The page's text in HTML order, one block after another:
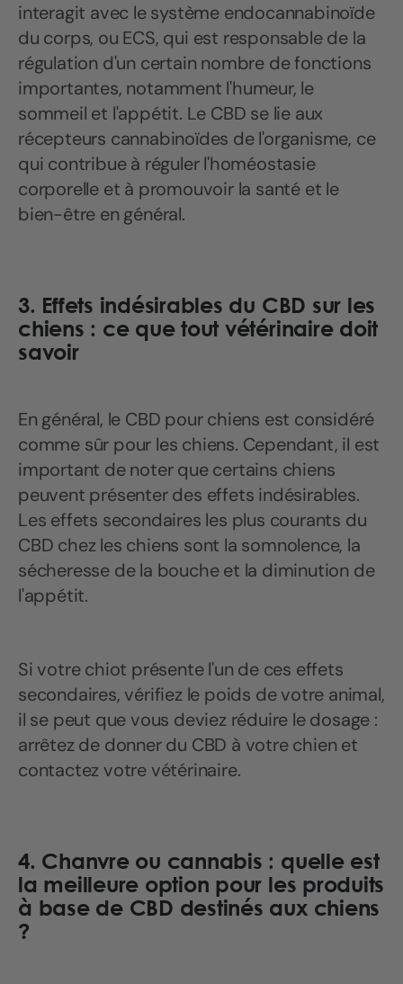
interagit avec le système endocannabinoïde
du corps, ou ECS, qui est responsable de la
régulation d'un certain nombre de fonctions
importantes, notamment l'humeur, le
sommeil et l'appétit. Le CBD se lie aux
récepteurs cannabinoïdes de l'organisme, ce
qui contribue à réguler l'homéostasie
corporelle et à promouvoir la santé et le
bien-être en général.
3. Effets indésirables du CBD sur les
chiens : ce que tout vétérinaire doit
savoir
En général, le CBD pour chiens est considéré
comme sûr pour les chiens. Cependant, il est
important de noter que certains chiens
peuvent présenter des effets indésirables.
Les effets secondaires les plus courants du
CBD chez les chiens sont la somnolence, la
sécheresse de la bouche et la diminution de
l'appétit.
Si votre chiot présente l'un de ces effets
secondaires, vérifiez le poids de votre animal,
il se peut que vous deviez réduire le dosage :
arrêtez de donner du CBD à votre chien et
contactez votre vétérinaire.
4. Chanvre ou cannabis : quelle est
la meilleure option pour les produits
à base de CBD destinés aux chiens
?